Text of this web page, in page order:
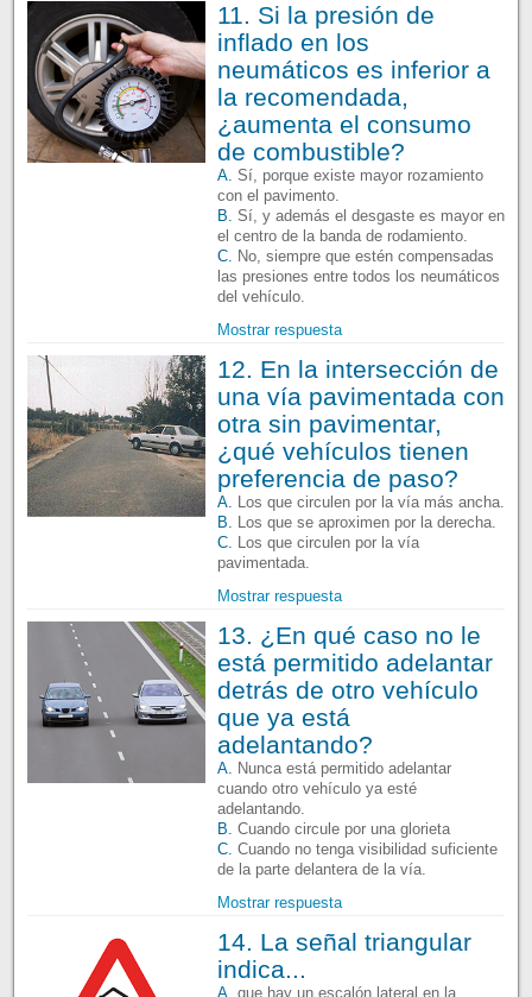
11. Si la presión de
inflado en los
neumáticos es inferior a
la recomendada,
¿aumenta el consumo
de combustible?
A. Sí, porque existe mayor rozamiento
con el pavimento.
B. Sí, y además el desgaste es mayor en
el centro de la banda de rodamiento.
C. No, siempre que estén compensadas
las presiones entre todos los neumáticos
del vehículo.
Mostrar respuesta
12. En la intersección de
una vía pavimentada con
otra sin pavimentar,
¿qué vehículos tienen
preferencia de paso?
A. Los que circulen por la vía más ancha.
B. Los que se aproximen por la derecha.
C. Los que circulen por la vía
pavimentada.
Mostrar respuesta
13. ¿En qué caso no le
está permitido adelantar
detrás de otro vehículo
que ya está
adelantando?
A. Nunca está permitido adelantar
cuando otro vehículo ya esté
adelantando.
B. Cuando circule por una glorieta
C. Cuando no tenga visibilidad suficiente
de la parte delantera de la vía.
Mostrar respuesta
14. La señal triangular
indica...
A. que hay un escalón lateral en la